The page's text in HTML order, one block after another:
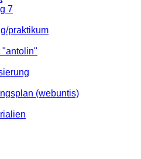
7
praktikum
"antolin"
(webuntis)